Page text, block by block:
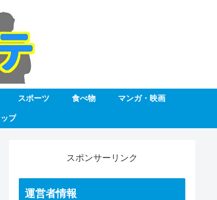
スポーツ 食べ物 マンガ・映画
プ
スポンサーリンク
運営者情報